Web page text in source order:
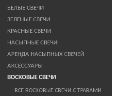
БЕЛЫЕ СВЕЧИ
ЗЕЛЕНЫЕ СВЕЧИ
КРАСНЫЕ СВЕЧИ
НАСЫПНЫЕ СВЕЧИ
АРЕНДА НАСЫПНЫХ СВЕЧЕЙ
АКСЕССУАРЫ
ВОСКОВЫЕ СВЕЧИ
ВСЕ ВОСКОВЫЕ СВЕЧИ С ТРАВАМИ